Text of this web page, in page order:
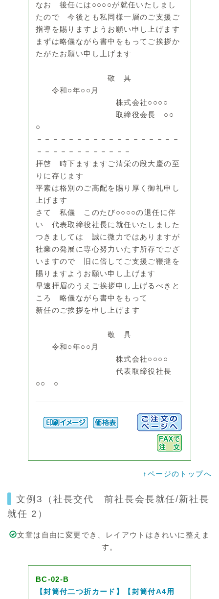
なお 後任には○○○○が就任いたしまし
たので 今後とも私同様一層のご支援ご
指導を賜りますようお願い申し上げます
まずは略儀ながら書中をもってご挨拶か
たがたお願い申し上げます
敬 具
令和○年○○月
株式会社○○○○
取締役会長 ○○
○
－－－－－－－－－－－－－－－－－－
－－－－－－－－－－－－
拝啓 時下ますますご清栄の段大慶の至
りに存じます
平素は格別のご高配を賜り厚く御礼申し
上げます
さて 私儀 このたび○○○○の退任に伴
い 代表取締役社長に就任いたしました
つきましては 誠に微力ではありますが
社業の発展に専心努力いたす所存でござ
いますので 旧に倍してご支援ご鞭撻を
賜りますようお願い申し上げます
早速拝眉のうえご挨拶申し上げるべきと
ころ 略儀ながら書中をもって
新任のご挨拶を申し上げます
敬 具
令和○年○○月
株式会社○○○○
代表取締役社長
○○ ○
↑ページのトップへ
文例3（社長交代 前社長会長就任/新社長
就任 2）
文章は自由に変更でき、レイアウトはきれいに整えま
す。
BC-02-B
【封筒付二つ折カード】【封筒付A4用